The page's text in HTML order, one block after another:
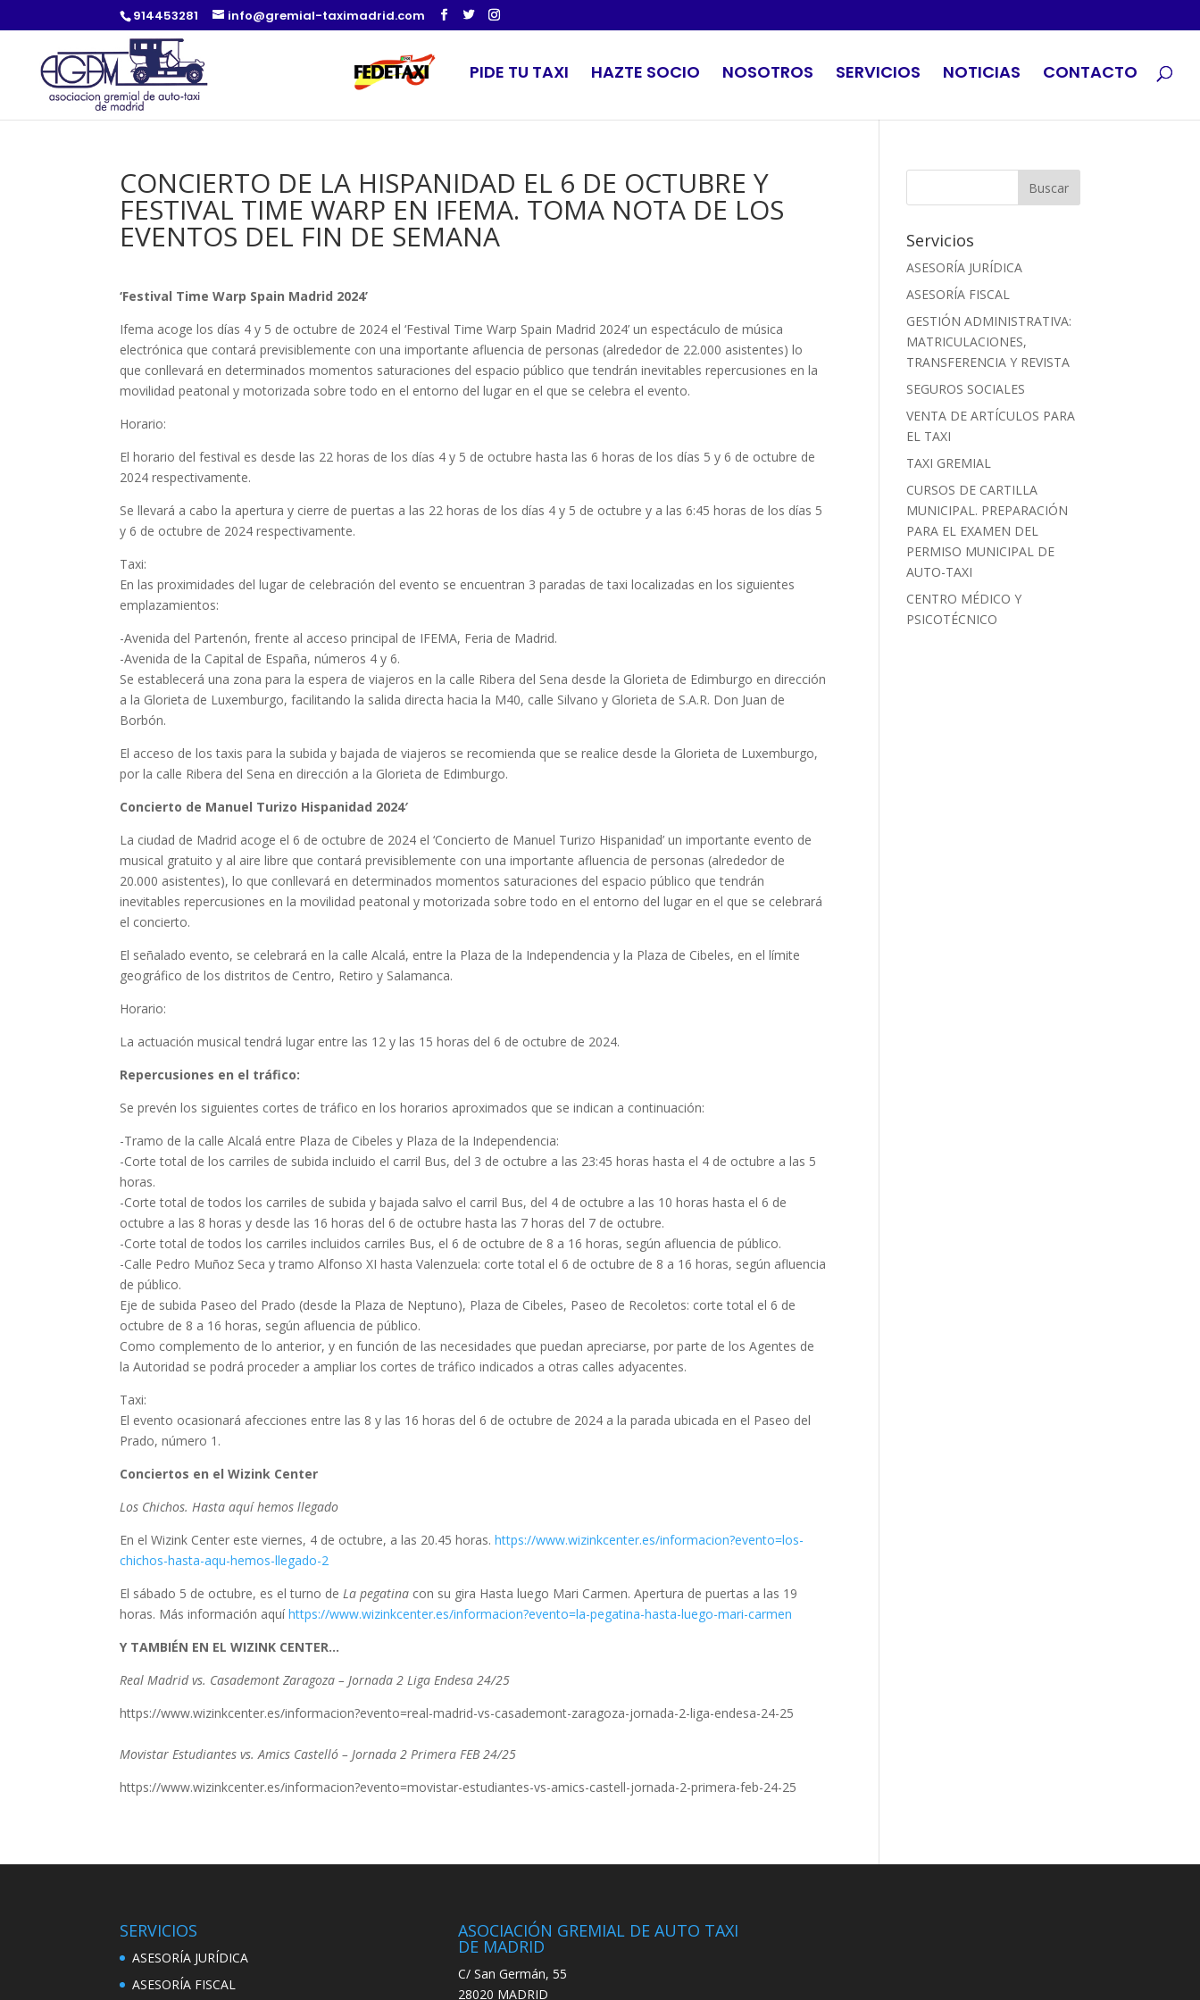
914453281 info@gremial-taximadrid.com
PIDE TU TAXI HAZTE SOCIO NOSOTROS SERVICIOS NOTICIAS CONTACTO
CONCIERTO DE LA HISPANIDAD EL 6 DE OCTUBRE Y
FESTIVAL TIME WARP EN IFEMA. TOMA NOTA DE LOS
EVENTOS DEL FIN DE SEMANA
‘Festival Time Warp Spain Madrid 2024’
Ifema acoge los días 4 y 5 de octubre de 2024 el ‘Festival Time Warp Spain Madrid 2024’ un espectáculo de música
electrónica que contará previsiblemente con una importante afluencia de personas (alrededor de 22.000 asistentes) lo
que conllevará en determinados momentos saturaciones del espacio público que tendrán inevitables repercusiones en la
movilidad peatonal y motorizada sobre todo en el entorno del lugar en el que se celebra el evento.
Horario:
El horario del festival es desde las 22 horas de los días 4 y 5 de octubre hasta las 6 horas de los días 5 y 6 de octubre de
2024 respectivamente.
Se llevará a cabo la apertura y cierre de puertas a las 22 horas de los días 4 y 5 de octubre y a las 6:45 horas de los días 5
y 6 de octubre de 2024 respectivamente.
Taxi:
En las proximidades del lugar de celebración del evento se encuentran 3 paradas de taxi localizadas en los siguientes
emplazamientos:
-Avenida del Partenón, frente al acceso principal de IFEMA, Feria de Madrid.
-Avenida de la Capital de España, números 4 y 6.
Se establecerá una zona para la espera de viajeros en la calle Ribera del Sena desde la Glorieta de Edimburgo en dirección
a la Glorieta de Luxemburgo, facilitando la salida directa hacia la M40, calle Silvano y Glorieta de S.A.R. Don Juan de
Borbón.
El acceso de los taxis para la subida y bajada de viajeros se recomienda que se realice desde la Glorieta de Luxemburgo,
por la calle Ribera del Sena en dirección a la Glorieta de Edimburgo.
Concierto de Manuel Turizo Hispanidad 2024′
La ciudad de Madrid acoge el 6 de octubre de 2024 el ‘Concierto de Manuel Turizo Hispanidad’ un importante evento de
musical gratuito y al aire libre que contará previsiblemente con una importante afluencia de personas (alrededor de
20.000 asistentes), lo que conllevará en determinados momentos saturaciones del espacio público que tendrán
inevitables repercusiones en la movilidad peatonal y motorizada sobre todo en el entorno del lugar en el que se celebrará
el concierto.
El señalado evento, se celebrará en la calle Alcalá, entre la Plaza de la Independencia y la Plaza de Cibeles, en el límite
geográfico de los distritos de Centro, Retiro y Salamanca.
Horario:
La actuación musical tendrá lugar entre las 12 y las 15 horas del 6 de octubre de 2024.
Repercusiones en el tráfico:
Se prevén los siguientes cortes de tráfico en los horarios aproximados que se indican a continuación:
-Tramo de la calle Alcalá entre Plaza de Cibeles y Plaza de la Independencia:
-Corte total de los carriles de subida incluido el carril Bus, del 3 de octubre a las 23:45 horas hasta el 4 de octubre a las 5
horas.
-Corte total de todos los carriles de subida y bajada salvo el carril Bus, del 4 de octubre a las 10 horas hasta el 6 de
octubre a las 8 horas y desde las 16 horas del 6 de octubre hasta las 7 horas del 7 de octubre.
-Corte total de todos los carriles incluidos carriles Bus, el 6 de octubre de 8 a 16 horas, según afluencia de público.
-Calle Pedro Muñoz Seca y tramo Alfonso XI hasta Valenzuela: corte total el 6 de octubre de 8 a 16 horas, según afluencia
de público.
Eje de subida Paseo del Prado (desde la Plaza de Neptuno), Plaza de Cibeles, Paseo de Recoletos: corte total el 6 de
octubre de 8 a 16 horas, según afluencia de público.
Como complemento de lo anterior, y en función de las necesidades que puedan apreciarse, por parte de los Agentes de
la Autoridad se podrá proceder a ampliar los cortes de tráfico indicados a otras calles adyacentes.
Taxi:
El evento ocasionará afecciones entre las 8 y las 16 horas del 6 de octubre de 2024 a la parada ubicada en el Paseo del
Prado, número 1.
Conciertos en el Wizink Center
Los Chichos. Hasta aquí hemos llegado
En el Wizink Center este viernes, 4 de octubre, a las 20.45 horas.https://www.wizinkcenter.es/informacion?evento=los-
chichos-hasta-aqu-hemos-llegado-2
El sábado 5 de octubre, es el turno deLa pegatina con su gira Hasta luego Mari Carmen. Apertura de puertas a las 19
horas. Más información aquíhttps://www.wizinkcenter.es/informacion?evento=la-pegatina-hasta-luego-mari-carmen
Y TAMBIÉN EN EL WIZINK CENTER…
Real Madrid vs. Casademont Zaragoza – Jornada 2 Liga Endesa 24/25
https://www.wizinkcenter.es/informacion?evento=real-madrid-vs-casademont-zaragoza-jornada-2-liga-endesa-24-25
Movistar Estudiantes vs. Amics Castelló – Jornada 2 Primera FEB 24/25
https://www.wizinkcenter.es/informacion?evento=movistar-estudiantes-vs-amics-castell-jornada-2-primera-feb-24-25
Servicios
ASESORÍA JURÍDICA
ASESORÍA FISCAL
GESTIÓN ADMINISTRATIVA:
MATRICULACIONES,
TRANSFERENCIA Y REVISTA
SEGUROS SOCIALES
VENTA DE ARTÍCULOS PARA
EL TAXI
TAXI GREMIAL
CURSOS DE CARTILLA
MUNICIPAL. PREPARACIÓN
PARA EL EXAMEN DEL
PERMISO MUNICIPAL DE
AUTO-TAXI
CENTRO MÉDICO Y
PSICOTÉCNICO
SERVICIOS
ASESORÍA JURÍDICA
ASESORÍA FISCAL
ASOCIACIÓN GREMIAL DE AUTO TAXI
DE MADRID
C/ San Germán, 55
28020 MADRID